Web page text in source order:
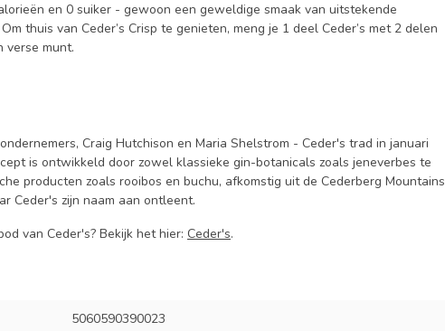
en 0 suiker - gewoon een geweldige smaak van uitstekende
thuis van Ceder’s Crisp te genieten, meng je 1 deel Ceder’s met 2 delen
verse munt.
Craig Hutchison en Maria Shelstrom - Ceder's trad in januari
is ontwikkeld door zowel klassieke gin-botanicals zoals jeneverbes te
producten zoals rooibos en buchu, afkomstig uit de Cederberg Mountains
Ceder's zijn naam aan ontleent.
van Ceder's? Bekijk het hier: Ceder's.
5060590390023